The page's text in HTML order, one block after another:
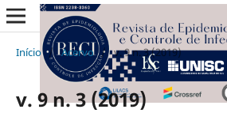
Início / Acervo / v. 9 n. 3 (2019)
v. 9 n. 3 (2019)